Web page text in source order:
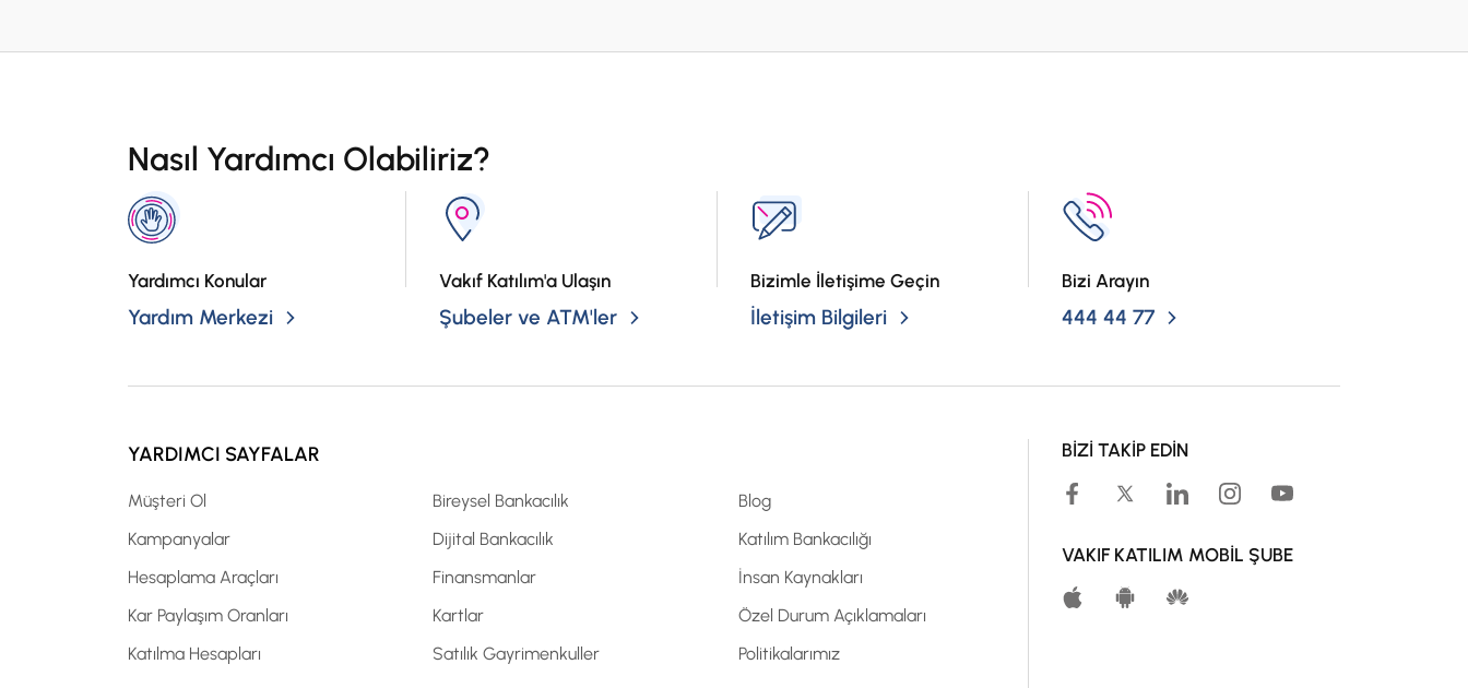
Nasıl Yardımcı Olabiliriz?
Yardımcı Konular
Yardım Merkezi
Vakıf Katılım'a Ulaşın
Şubeler ve ATM'ler
Bizimle İletişime Geçin
İletişim Bilgileri
Bizi Arayın
444 44 77
YARDIMCI SAYFALAR
Müşteri Ol
Kampanyalar
Hesaplama Araçları
Kar Paylaşım Oranları
Katılma Hesapları
Bireysel Bankacılık
Dijital Bankacılık
Finansmanlar
Kartlar
Satılık Gayrimenkuller
Blog
Katılım Bankacılığı
İnsan Kaynakları
Özel Durum Açıklamaları
Politikalarımız
BİZİ TAKİP EDİN
VAKIF KATILIM MOBİL ŞUBE